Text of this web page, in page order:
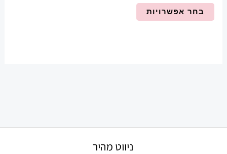
בחר אפשרויות
ניווט מהיר